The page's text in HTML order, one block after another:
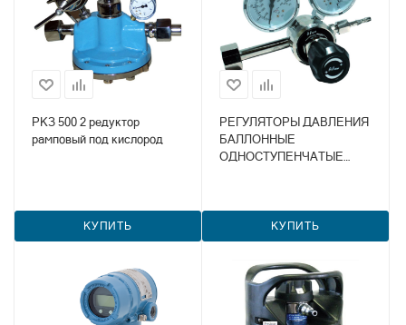
РКЗ 500 2 редуктор
рамповый под кислород
КУПИТЬ
РЕГУЛЯТОРЫ ДАВЛЕНИЯ
БАЛЛОННЫЕ
ОДНОСТУПЕНЧАТЫЕ
КУПИТЬ